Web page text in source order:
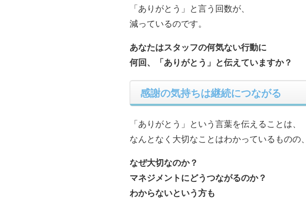
「ありがとう」と言う回数が、
減っているのです。
あなたはスタッフの何気ない行動に
何回、「ありがとう」と伝えていますか？
感謝の気持ちは継続につながる
「ありがとう」という言葉を伝えることは、
なんとなく大切なことはわかっているものの、
なぜ大切なのか？
マネジメントにどうつながるのか？
わからないという方も